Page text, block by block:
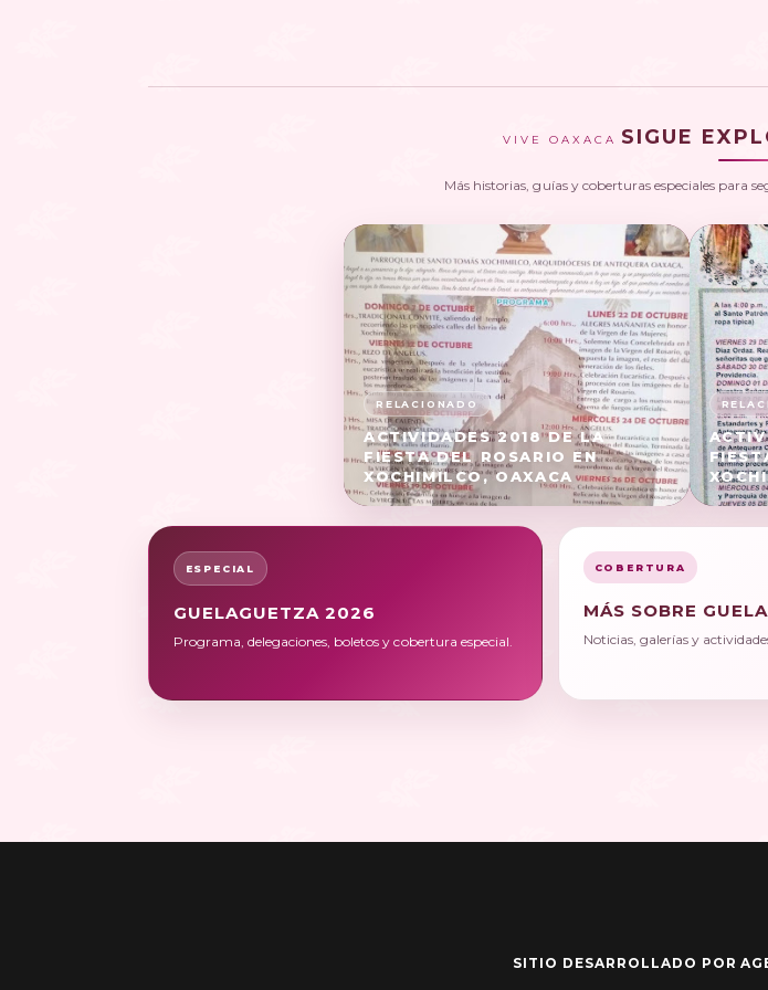
VIVE OAXACA SIGUE
Más historias, guías y coberturas especiales para
ACTIVIDADES 2018 DE LA
FIESTA DEL ROSARIO EN
XOCHIMILCO, OAXACA
ESPECIAL
GUELAGUETZA 2026
Programa, delegaciones, boletos y cobertura especial.
COBERTURA
MÁS SOBRE
Noticias, galerías y
SITIO DESARROLLADO POR